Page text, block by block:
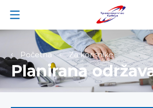
Početna Za korisnike
Planirana